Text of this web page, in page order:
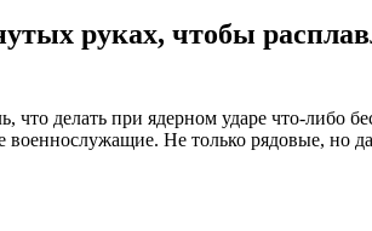
руках, чтобы
делать при ядерном ударе что-либо
Не только рядовые, но